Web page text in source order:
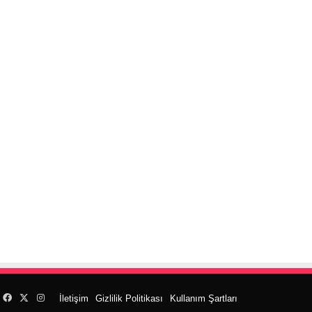
İletişim Gizlilik Politikası Kullanım Şartları
Facebook
X Instagram